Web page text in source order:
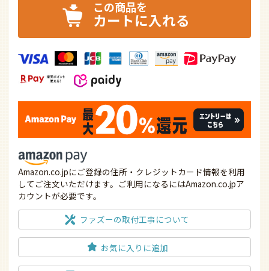
カートに入れる
Amazon.co.jpにご登録の住所・クレジットカード情報を利用
してご注文いただけます。ご利用になるにはAmazon.co.jpア
カウントが必要です。
ファズーの取付工事について
お気に入りに追加